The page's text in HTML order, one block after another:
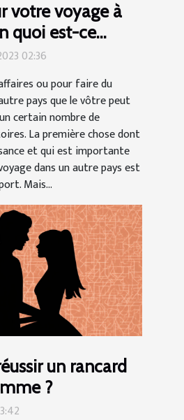
votre voyage à
quoi est-ce
02:36
ou pour faire du
pays que le vôtre peut
certain nombre de
La première chose dont
et qui est importante
dans un autre pays est
Mais...
un rancard
?